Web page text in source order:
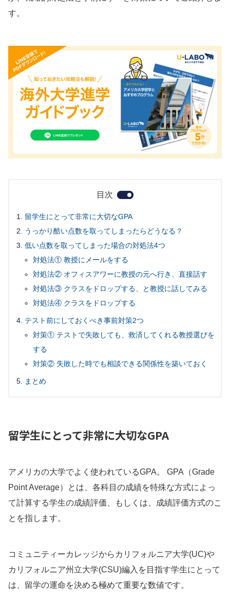
す。
目次
留学生にとって非常に大切なGPA
うっかり酷い点数を取ってしまったらどうなる？
低い点数を取ってしまった場合の対処法4つ
対処法① 教授にメールをする
対処法② オフィスアワーに教授の元へ行き、直接話す
対処法③ クラスをドロップする、と教授に話してみる
対処法④ クラスをドロップする
テスト前にしておくべき事前対策2つ
対策① テストで失敗しても、救済してくれる教授選びを
する
対策② 失敗した時でも相談できる関係性を築いておく
まとめ
留学生にとって非常に大切なGPA
アメリカの大学でよく使われているGPA。 GPA（Grade
Point Average）とは、各科目の成績を特殊な方式によっ
て計算する学生の成績評価、もしくは、成績評価方式のこ
とを指します。
コミュニティーカレッジからカリフォルニア大学(UC)や
カリフォルニア州立大学(CSU)編入を目指す学生にとって
は、留学の運命を決める極めて重要な数値です。